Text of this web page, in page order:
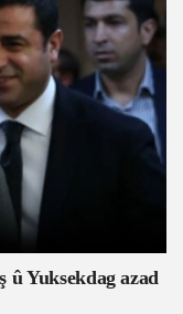
û Yuksekdag azad